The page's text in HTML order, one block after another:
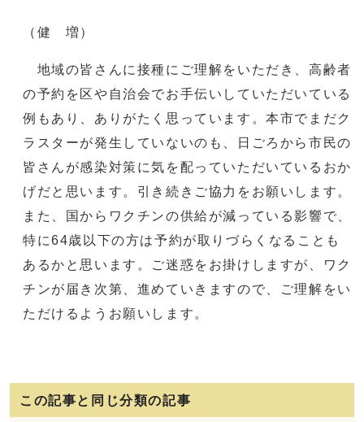
（健 増）
地域の皆さんに接種にご理解をいただき、高齢者
の予約を区や自治会でお手伝いしていただいている
例もあり、ありがたく思っています。本市でまだク
ラスターが発生していないのも、日ごろから市民の
皆さんが感染対策に気を配っていただいているおか
げだと思います。引き続きご協力をお願いします。
また、国からワクチンの供給が減っている影響で、
特に64歳以下の方は予約が取りづらくなることも
あるかと思います。ご迷惑をお掛けしますが、ワク
チンが届き次第、進めていきますので、ご理解をい
ただけるようお願いします。
この記事と同じ分類の記事